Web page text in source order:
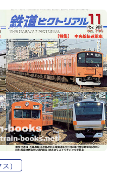
）